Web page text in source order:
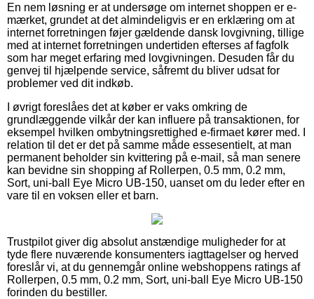
En nem løsning er at undersøge om internet shoppen er e-
mærket, grundet at det almindeligvis er en erklæring om at
internet forretningen føjer gældende dansk lovgivning, tillige
med at internet forretningen undertiden efterses af fagfolk
som har meget erfaring med lovgivningen. Desuden får du
genvej til hjælpende service, såfremt du bliver udsat for
problemer ved dit indkøb.
I øvrigt foreslåes det at køber er vaks omkring de
grundlæggende vilkår der kan influere på transaktionen, for
eksempel hvilken ombytningsrettighed e-firmaet kører med. I
relation til det er det på samme måde essesentielt, at man
permanent beholder sin kvittering på e-mail, så man senere
kan bevidne sin shopping af Rollerpen, 0.5 mm, 0.2 mm,
Sort, uni-ball Eye Micro UB-150, uanset om du leder efter en
vare til en voksen eller et barn.
Trustpilot giver dig absolut anstændige muligheder for at
tyde flere nuværende konsumenters iagttagelser og herved
foreslår vi, at du gennemgår online webshoppens ratings af
Rollerpen, 0.5 mm, 0.2 mm, Sort, uni-ball Eye Micro UB-150
forinden du bestiller.